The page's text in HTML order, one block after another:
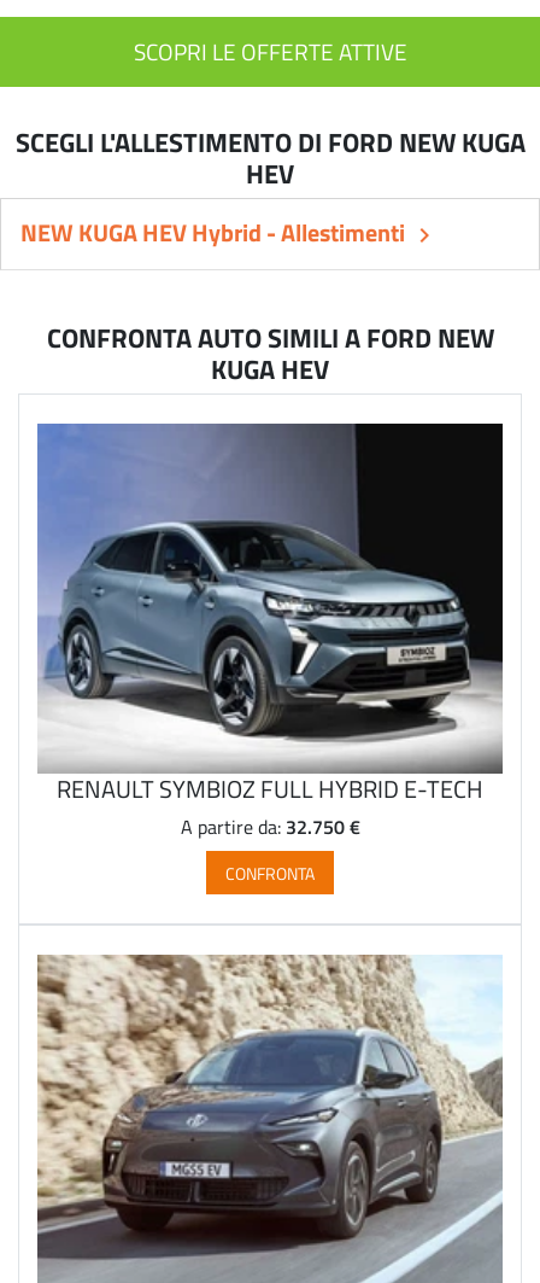
SCOPRI LE OFFERTE ATTIVE
SCEGLI L'ALLESTIMENTO DI FORD NEW KUGA
HEV
NEW KUGA HEV Hybrid - Allestimenti keyboard_arrow_right
CONFRONTA AUTO SIMILI A FORD NEW
KUGA HEV
RENAULT SYMBIOZ FULL HYBRID E-TECH
A partire da: 32.750 €
CONFRONTA